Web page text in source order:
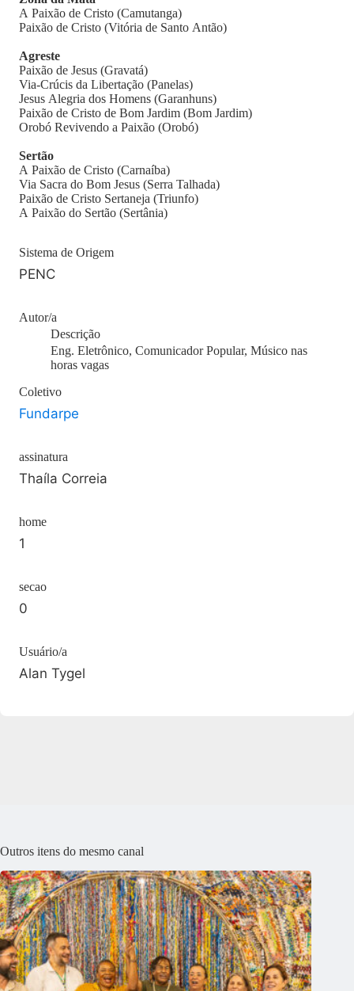
A Paixão de Cristo (Camutanga)
Paixão de Cristo (Vitória de Santo Antão)
Agreste
Paixão de Jesus (Gravatá)
Via-Crúcis da Libertação (Panelas)
Jesus Alegria dos Homens (Garanhuns)
Paixão de Cristo de Bom Jardim (Bom Jardim)
Orobó Revivendo a Paixão (Orobó)
Sertão
A Paixão de Cristo (Carnaíba)
Via Sacra do Bom Jesus (Serra Talhada)
Paixão de Cristo Sertaneja (Triunfo)
A Paixão do Sertão (Sertânia)
Sistema de Origem
PENC
Autor/a
Descrição
Eng. Eletrônico, Comunicador Popular, Músico nas
horas vagas
Coletivo
Fundarpe
assinatura
Thaíla Correia
home
1
secao
0
Usuário/a
Alan Tygel
Outros itens do mesmo canal